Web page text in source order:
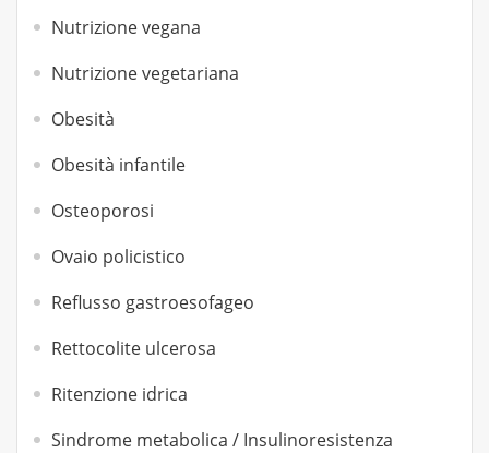
Nutrizione vegana
Nutrizione vegetariana
Obesità
Obesità infantile
Osteoporosi
Ovaio policistico
Reflusso gastroesofageo
Rettocolite ulcerosa
Ritenzione idrica
Sindrome metabolica / Insulinoresistenza